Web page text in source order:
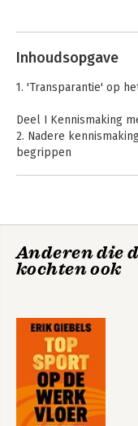
Inhoudsopgave
1. 'Transparantie' op
Deel I Kennismaking
2. Nadere
begrippen
5. Een verhaal over
7. De teksten voorbij
8. Samenvatting
Noten
Literatuur
Bijlagen
Summary
Anderen die
kochten ook